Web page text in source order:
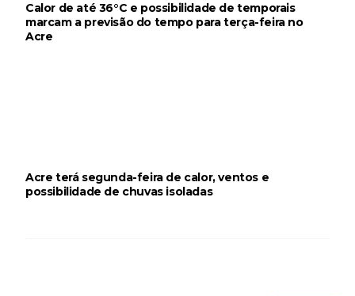
Calor de até 36°C e possibilidade de temporais
marcam a previsão do tempo para terça-feira no
Acre
Acre terá segunda-feira de calor, ventos e
possibilidade de chuvas isoladas